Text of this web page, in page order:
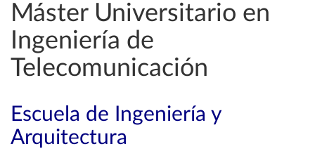
Máster Universitario en
Ingeniería de
Telecomunicación
Escuela de Ingeniería y
Arquitectura